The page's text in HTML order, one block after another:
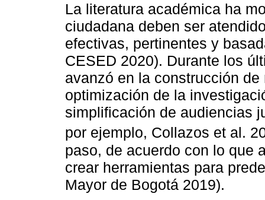
La literatura académica ha
ciudadana deben ser
efectivas, pertinentes y
CESED 2020). Durante los
avanzó en la construcción
optimización de la
simplificación de audiencias
por ejemplo, Collazos et al.
paso, de acuerdo con lo que
crear herramientas para
Mayor de Bogotá 2019).